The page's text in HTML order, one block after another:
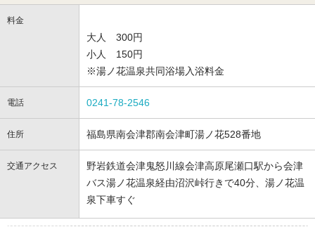
料金
大人 300円
小人 150円
※湯ノ花温泉共同浴場入浴料金
電話 0241-78-2546
住所 福島県南会津郡南会津町湯ノ花528番地
交通アクセス
野岩鉄道会津鬼怒川線会津高原尾瀬口駅から会津
バス湯ノ花温泉経由沼沢峠行きで40分、湯ノ花温
泉下車すぐ